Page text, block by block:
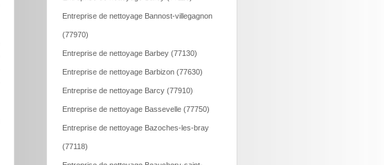
Entreprise de nettoyage Bannost-villegagnon
(77970)
Entreprise de nettoyage Barbey (77130)
Entreprise de nettoyage Barbizon (77630)
Entreprise de nettoyage Barcy (77910)
Entreprise de nettoyage Bassevelle (77750)
Entreprise de nettoyage Bazoches-les-bray
(77118)